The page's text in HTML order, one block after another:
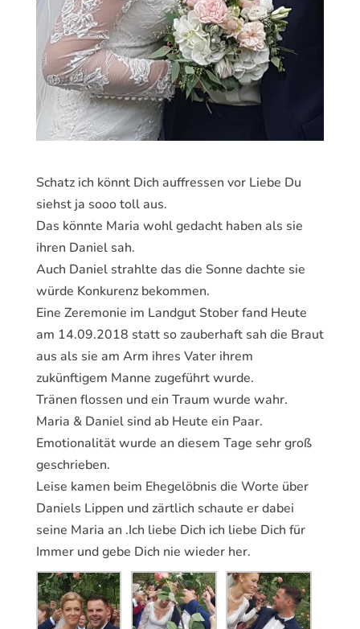
Schatz ich könnt Dich auffressen vor Liebe Du
siehst ja sooo toll aus.
Das könnte Maria wohl gedacht haben als sie
ihren Daniel sah.
Auch Daniel strahlte das die Sonne dachte sie
würde Konkurenz bekommen.
Eine Zeremonie im Landgut Stober fand Heute
am 14.09.2018 statt so zauberhaft sah die Braut
aus als sie am Arm ihres Vater ihrem
zukünftigem Manne zugeführt wurde.
Tränen flossen und ein Traum wurde wahr.
Maria & Daniel sind ab Heute ein Paar.
Emotionalität wurde an diesem Tage sehr groß
geschrieben.
Leise kamen beim Ehegelöbnis die Worte über
Daniels Lippen und zärtlich schaute er dabei
seine Maria an .Ich liebe Dich ich liebe Dich für
Immer und gebe Dich nie wieder her.